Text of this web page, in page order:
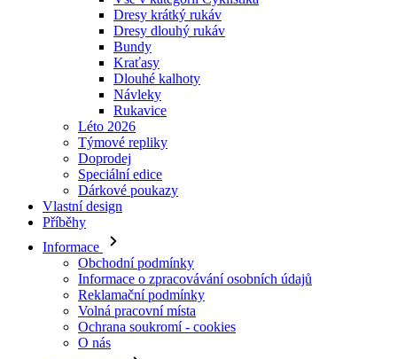
Dresy krátký rukáv
Dresy dlouhý rukáv
Bundy
Kraťasy
Dlouhé kalhoty
Návleky
Rukavice
Léto 2026
Týmové repliky
Doprodej
Speciální edice
Dárkové poukazy
Vlastní design
Příběhy
Informace
Obchodní podmínky
Informace o zpracovávání osobních údajů
Reklamační podmínky
Volná pracovní místa
Ochrana soukromí - cookies
O nás